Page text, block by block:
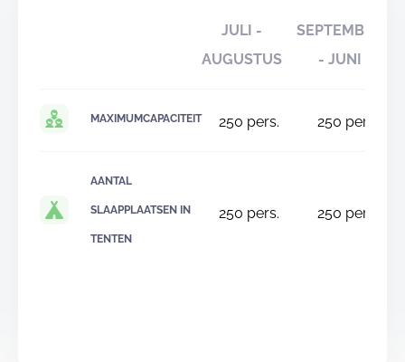
JULI -
AUGUSTUS
SEPTEMBER
- JUNI
MAXIMUMCAPACITEIT 250 pers. 250 pers.
AANTAL
SLAAPPLAATSEN IN
TENTEN
250 pers. 250 pers.